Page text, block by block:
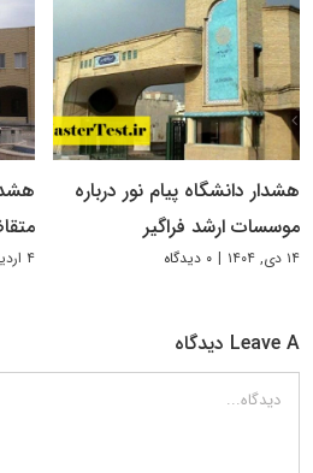
هشدار دانشگاه پیام نور درباره
موسسات ارشد فراگیر
۱۴ دی, ۱۴۰۴ | ۰ دیدگاه ۴ اردیبهشت, ۱۴۰۳
Leave A دیدگاه
دیدگاه